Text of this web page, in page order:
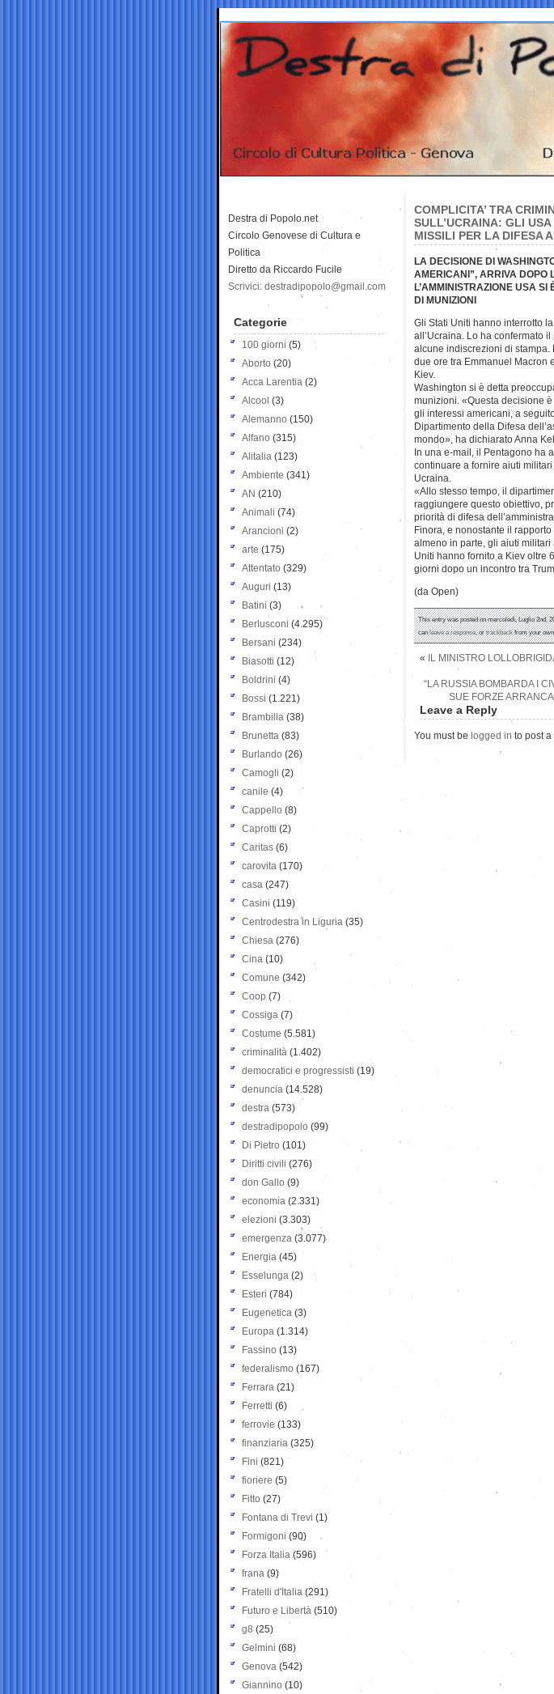
COMPLICITA’ TRA
SULL’UCRAINA: GLI
MISSILI PER LA DIFESA
LA DECISIONE DI
AMERICANI”, ARRIVA DOPO
L’AMMINISTRAZIONE USA
DI MUNIZIONI
Gli Stati Uniti hanno interrotto
all’Ucraina. Lo ha confermato
alcune indiscrezioni di
due ore tra Emmanuel Macron
Kiev.
Washington si è detta
munizioni. «Questa decisione
gli interessi americani, a
Dipartimento della Difesa
mondo», ha dichiarato Anna
In una e-mail, il Pentagono ha
continuare a fornire aiuti
Ucraina.
«Allo stesso tempo, il
raggiungere questo obiettivo,
priorità di difesa
Finora, e nonostante il
almeno in parte, gli aiuti militari
Uniti hanno fornito a Kiev oltre
giorni dopo un incontro tra
(da Open)
This entry was posted on mercoledì, Luglio 2nd,
canleave a response, ortrackbackfrom your
«
IL MINISTRO
“LA RUSSIA BOMBARDA I
SUE FORZE
Leave a Reply
You must be logged in to post a
Destra di Popolo.net
Circolo Genovese di Cultura e
Politica
Diretto da Riccardo Fucile
Scrivici: destradipopolo@gmail.com
Categorie
100 giorni (5)
Aborto (20)
Acca Larentia (2)
Alcool (3)
Alemanno (150)
Alfano (315)
Alitalia (123)
Ambiente (341)
AN (210)
Animali (74)
Arancioni (2)
arte (175)
Attentato (329)
Auguri (13)
Batini (3)
Berlusconi (4.295)
Bersani (234)
Biasotti (12)
Boldrini (4)
Bossi (1.221)
Brambilla (38)
Brunetta (83)
Burlando (26)
Camogli (2)
canile (4)
Cappello (8)
Caprotti (2)
Caritas (6)
carovita (170)
casa (247)
Casini (119)
Centrodestra in Liguria (35)
Chiesa (276)
Cina (10)
Comune (342)
Coop (7)
Cossiga (7)
Costume (5.581)
criminalità (1.402)
democratici e progressisti (19)
denuncia (14.528)
destra (573)
destradipopolo (99)
Di Pietro (101)
Diritti civili (276)
don Gallo (9)
economia (2.331)
elezioni (3.303)
emergenza (3.077)
Energia (45)
Esselunga (2)
Esteri (784)
Eugenetica (3)
Europa (1.314)
Fassino (13)
federalismo (167)
Ferrara (21)
Ferretti (6)
ferrovie (133)
finanziaria (325)
Fini (821)
fioriere (5)
Fitto (27)
Fontana di Trevi (1)
Formigoni (90)
Forza Italia (596)
frana (9)
Fratelli d'Italia (291)
Futuro e Libertà (510)
g8 (25)
Gelmini (68)
Genova (542)
Giannino (10)